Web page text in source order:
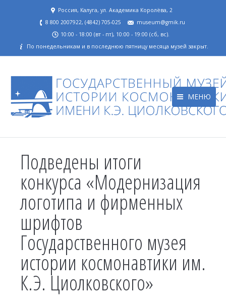
Россия, Калуга, ул. Академика Королёва, 2
8 800 2007922, (4842) 705-025
museum@gmik.ru
10:00 - 18:00 (вт - пт), 10:00 - 19:00 (сб, вс).
По понедельникам и в последнюю пятницу месяца музей закрыт.
МЕНЮ
Подведены итоги
конкурса «Модернизация
логотипа и фирменных
шрифтов
Государственного музея
истории космонавтики им.
К.Э. Циолковского»